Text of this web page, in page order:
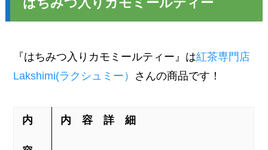
『はちみつ入りカモミールティー』は紅茶専門店
Lakshimi(ラクシュミー） さんの商品です！
内 内 容 詳 細